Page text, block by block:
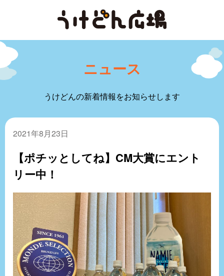
ニュース
うけどんの新着情報をお知らせします
2021年8月23日
【ポチッとしてね】CM大賞にエント
リー中！